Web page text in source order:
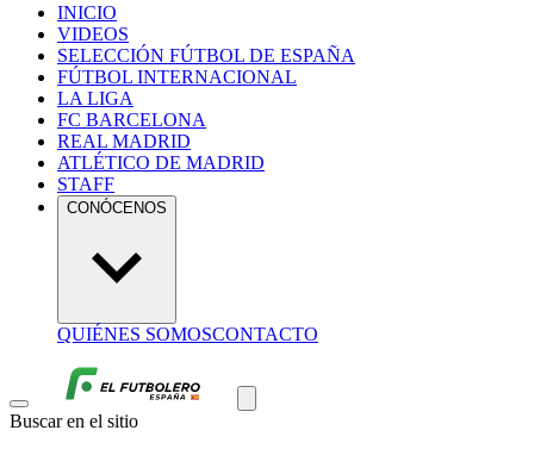
INICIO
VIDEOS
SELECCIÓN FÚTBOL DE ESPAÑA
FÚTBOL INTERNACIONAL
LA LIGA
FC BARCELONA
REAL MADRID
ATLÉTICO DE MADRID
STAFF
CONÓCENOS
QUIÉNES SOMOSCONTACTO
Buscar en el sitio